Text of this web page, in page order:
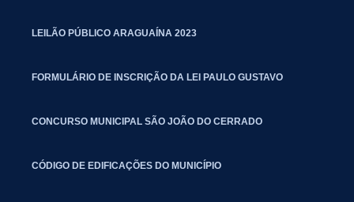
LEILÃO PÚBLICO ARAGUAÍNA 2023
FORMULÁRIO DE INSCRIÇÃO DA LEI PAULO GUSTAVO
CONCURSO MUNICIPAL SÃO JOÃO DO CERRADO
CÓDIGO DE EDIFICAÇÕES DO MUNICÍPIO